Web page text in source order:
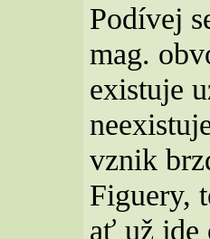
Podívej
mag.
existuje
vznik
Figuery,
ať už jde